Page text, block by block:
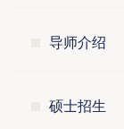
导师介绍
硕士招生